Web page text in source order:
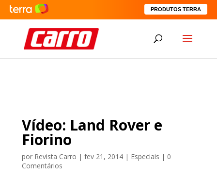
PRODUTOS TERRA
Vídeo: Land Rover e
Fiorino
por Revista Carro | fev 21, 2014| Especiais | 0
Comentários